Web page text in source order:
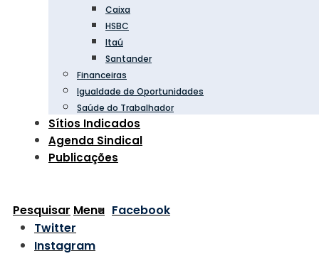
Caixa
HSBC
Itaú
Santander
Financeiras
Igualdade de Oportunidades
Saúde do Trabalhador
Sítios Indicados
Agenda Sindical
Publicações
Pesquisar Menu Facebook
Twitter
Instagram